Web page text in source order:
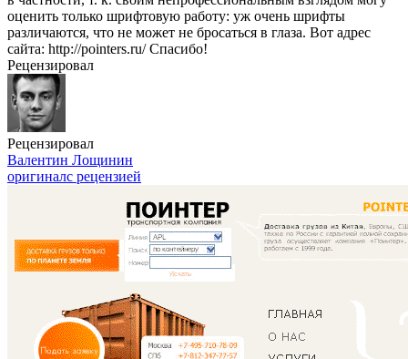
оценить только шрифтовую работу: уж очень шрифты
различаются, что не может не бросаться в глаза. Вот адрес
сайта: http://pointers.ru/ Спасибо!
Рецензировал
Рецензировал
Валентин Лощинин
оригиналс рецензией